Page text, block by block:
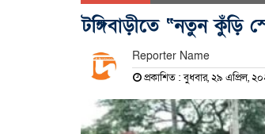
টঙ্গিবাড়ীতে “নতুন কুঁড়ি
Reporter Name
প্রকাশিত : বুধবার, ২৯ এপ্রিল,